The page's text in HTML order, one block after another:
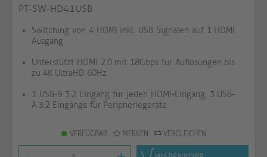
PT-SW-HD41USB
Switching von 4 HDMI inkl. USB Signalen auf 1 HDMI
Ausgang
Unterstützt HDMI 2.0 mit 18Gbps für Auflösungen bis
zu 4K UltraHD 60Hz
1 USB-B 3.2 Eingang für jeden HDMI-Eingang, 3 USB-
A 3.2 Eingänge für Peripheriegeräte
VERFÜGBAR MERKEN VERGLEICHEN